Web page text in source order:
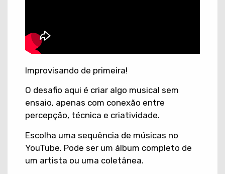
Improvisando de primeira!
O desafio aqui é criar algo musical sem
ensaio, apenas com conexão entre
percepção, técnica e criatividade.
Escolha uma sequência de músicas no
YouTube. Pode ser um álbum completo de
um artista ou uma coletânea.